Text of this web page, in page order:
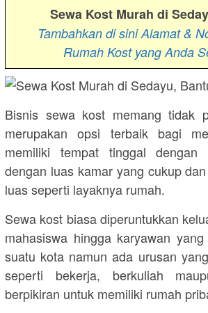
Sewa Kost Murah di
Tambahkan di sini Alamat &
Rumah Kost yang Anda
Bisnis sewa kost memang tidak
merupakan opsi terbaik bagi
memiliki tempat tinggal dengan
dengan luas kamar yang cukup
luas seperti layaknya rumah.
Sewa kost biasa diperuntukkan
mahasiswa hingga karyawan
suatu kota namun ada urusan
seperti bekerja, berkuliah
berpikiran untuk memiliki rumah